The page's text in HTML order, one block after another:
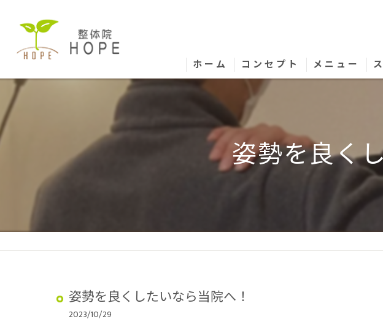
ホーム コンセプト メニュー
姿勢を良く
姿勢を良くしたいなら当院へ！
2023/10/29